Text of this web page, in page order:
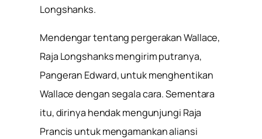
Longshanks.
Mendengar tentang pergerakan Wallace,
Raja Longshanks mengirim putranya,
Pangeran Edward, untuk menghentikan
Wallace dengan segala cara. Sementara
itu, dirinya hendak mengunjungi Raja
Prancis untuk mengamankan aliansi